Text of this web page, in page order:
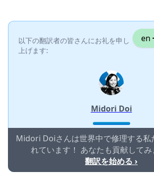
コメントを追加
キャンセル
以下の翻訳者の皆さんにお礼を申し
上げます:
en
Midori Doi
Midori Doiさんは世界中で修理する私
れています！ あなたも貢献してみ
翻訳を始める ›